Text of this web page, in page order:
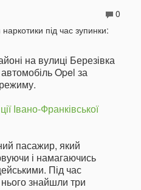
0
на вулиці Березівка
Opel за
Івано-Франківської
пасажир, який
і намагаючись
Під час
знайшли три